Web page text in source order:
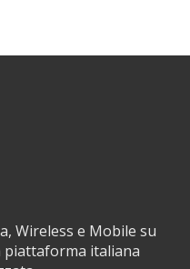
Wireless e Mobile su
piattaforma italiana